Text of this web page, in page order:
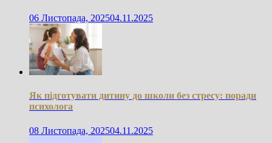
06 Листопада, 202504.11.2025
Як підготувати дитину до школи без стресу: поради
психолога
08 Листопада, 202504.11.2025